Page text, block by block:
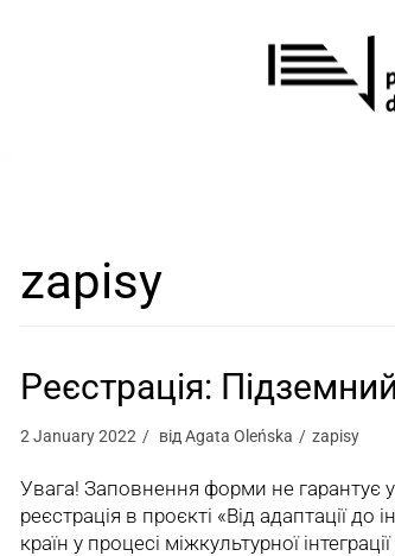
zapisy
Реєстрація:
2 January 2022 відAgata Oleńska zapisy
Увага! Заповнення форми не гарантує
реєстрація в проєкті «Від адаптації до
країн у процесі міжкультурної